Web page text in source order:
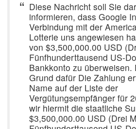
Diese Nachricht soll Sie
informieren, dass Google
Verbindung mit der
Lotterie uns angewiesen
von $3,500,000.00 USD
Fünfhunderttausend US-
Bankkonto zu überweisen.
Grund dafür Die Zahlung
Name auf der Liste der
Vergütungsempfänger für
wir hiermit die staatliche
$3,500,000.00 USD (Drei